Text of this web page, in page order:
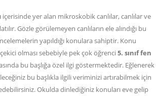
içerisinde yer alan mikroskobik canlılar, canlılar ve
Gözle görülemeyen canlıların ele alındığı bu
yapıldığı konulara sahiptir. Konu
olması sebebiyle pek çok öğrenci5. sınıf fen
bu başlığa özel ilgi göstermektedir. Eğlenerek
bu başlıkla ilgili veriminizi artırabilmek için
Okulda dinlediğiniz konuları eve gelip